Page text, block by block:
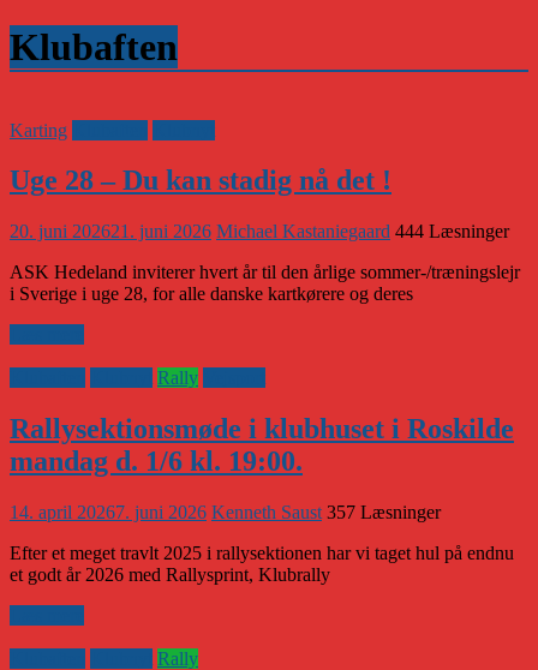
Klubaften
Karting
Uge 28 – Du kan stadig nå det !
20. juni 202621. juni 2026 Michael Kastaniegaard 444 Læsninger
ASK Hedeland inviterer hvert år til den årlige sommer-/træningslejr
i Sverige i uge 28, for alle danske kartkørere og deres
Rally
Rallysektionsmøde i klubhuset i Roskilde
mandag d. 1/6 kl. 19:00.
14. april 20267. juni 2026 Kenneth Saust 357 Læsninger
Efter et meget travlt 2025 i rallysektionen har vi taget hul på endnu
et godt år 2026 med Rallysprint, Klubrally
Rally